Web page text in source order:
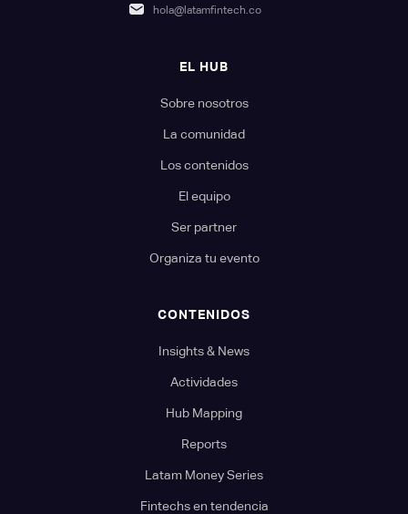
hola@latamfintech.co
EL HUB
Sobre nosotros
La comunidad
Los contenidos
El equipo
Ser partner
Organiza tu evento
CONTENIDOS
Insights & News
Actividades
Hub Mapping
Reports
Latam Money Series
Fintechs en tendencia